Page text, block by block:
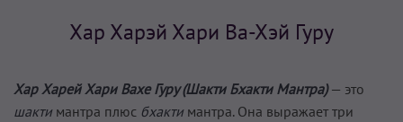
Хар Харэй Хари Ва-Хэй Гуру
Хар Харей Хари Вахе Гуру (Шакти Бхакти Мантра)— это
шактимантра плюс бхактимантра. Она выражает три